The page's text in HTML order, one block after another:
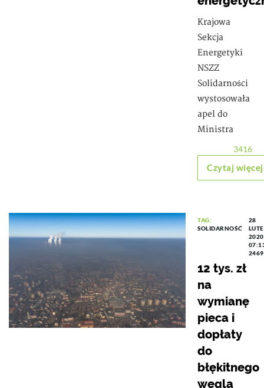
Krajowa
Sekcja
Energetyki
NSZZ
Solidarności
wystosowała
apel do
Ministra
3416
Czytaj więcej
TAG:
SOLIDARNOŚĆ
28
2020
2469
12 tys. zł
na
wymianę
pieca i
dopłaty
do
błękitnego
węgla